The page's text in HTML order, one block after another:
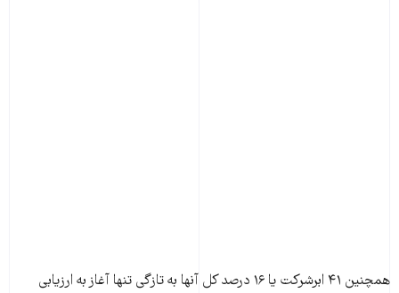
همچنین ۴۱ ابرشرکت یا ۱۶ درصد کل آنها به تازگی تنها آغاز به ارزیابی